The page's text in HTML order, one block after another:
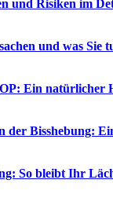
und Risiken im
und was Sie
Ein natürlicher
der Bisshebung:
So bleibt Ihr